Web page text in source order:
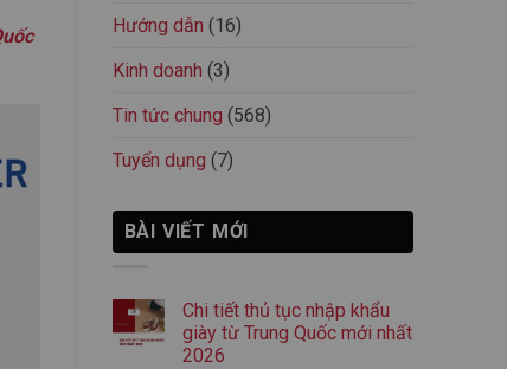
Hướng dẫn (16)
Kinh doanh (3)
Tin tức chung (568)
Tuyển dụng (7)
BÀI VIẾT MỚI
Chi tiết thủ tục nhập khẩu
giày từ Trung Quốc mới nhất
2026